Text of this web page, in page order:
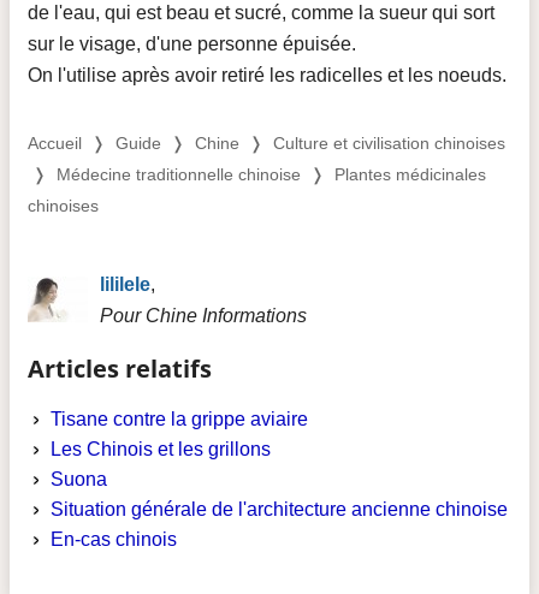
de l'eau, qui est beau et sucré, comme la sueur qui sort
sur le visage, d'une personne épuisée.
On l'utilise après avoir retiré les radicelles et les noeuds.
Accueil ❭ Guide ❭ Chine ❭ Culture et civilisation chinoises
❭ Médecine traditionnelle chinoise ❭ Plantes médicinales
chinoises
lililele,
Pour Chine Informations
Articles relatifs
Tisane contre la grippe aviaire
Les Chinois et les grillons
Suona
Situation générale de l'architecture ancienne chinoise
En-cas chinois